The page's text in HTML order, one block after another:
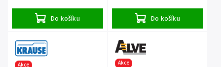
Do košíku Do košíku
Akce Akce